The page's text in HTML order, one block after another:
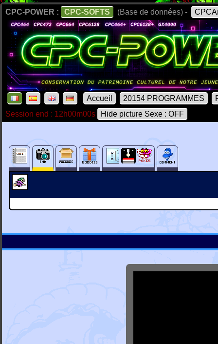
CPC-POWER : CPC-SOFTS (Base de données) -
Accueil 20154 PROGRAMMES
Session end : 12h00m00s
Hide picture Sexe : OFF